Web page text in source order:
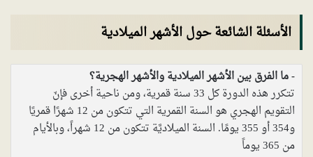
الأسئلة الشائعة حول الأشهر الميلادية
ما الفرق بين الأشهر الميلادية والأشهر الهجرية؟
تتكرر هذه الدورة كل 33 سنة قمرية، ومن ناحية أخرى فإنّ
التقويم الهجري هو السنة القمرية التي تتكون من 12 شهرًا قمريًا
و354 أو 355 يومًا. السنة الميلاديَّة تتكون من 12 شهراً، وبالأيام
من 365 يوماً